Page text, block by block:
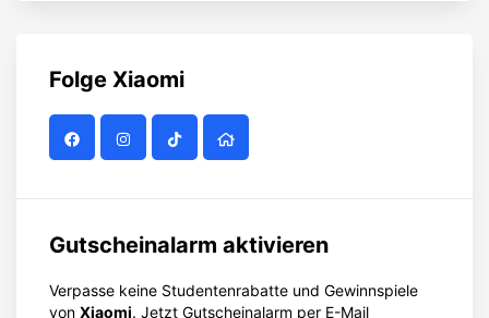
Folge Xiaomi
Gutscheinalarm aktivieren
Verpasse keine Studentenrabatte und Gewinnspiele
von Xiaomi. Jetzt Gutscheinalarm per E-Mail